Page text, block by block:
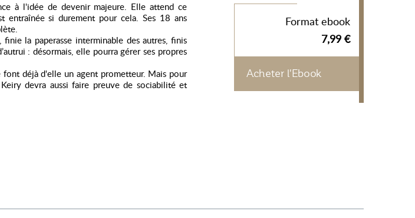
à l'idée de devenir majeure. Elle attend ce
entraînée si durement pour cela. Ses 18 ans
la paperasse interminable des autres, finis
: désormais, elle pourra gérer ses propres
déjà d'elle un agent prometteur. Mais pour
devra aussi faire preuve de sociabilité et
Format ebook
7,99 €
Acheter l'Ebook